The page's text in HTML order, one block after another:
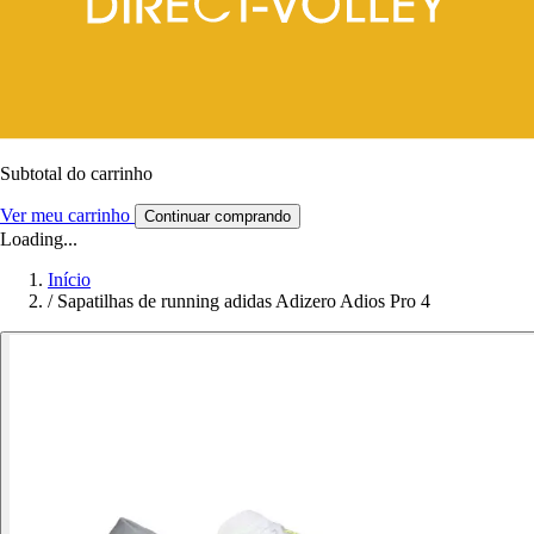
Subtotal do carrinho
Ver meu carrinho Continuar comprando
Loading...
Início
/ Sapatilhas de running adidas Adizero Adios Pro 4